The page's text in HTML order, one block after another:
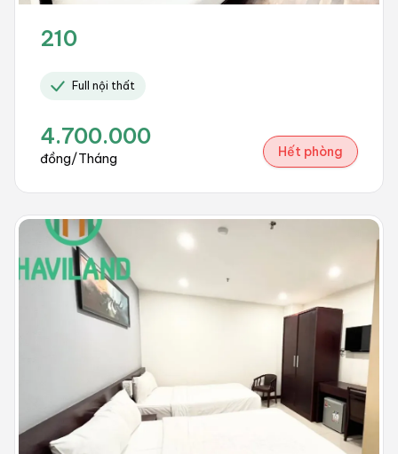
210
Full nội thất
4.700.000
đồng/Tháng Hết phòng